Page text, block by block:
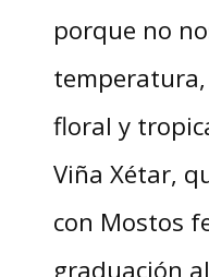
porque no
floral y
Viña Xétar,
con Mostos
graduación